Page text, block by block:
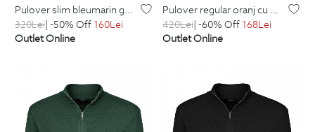
pulover slim bleumarin guler in v din bumbac
320Lei| -50% Off 160Lei
Outlet Online
pulover regular oranj cu fermoar din lana si bumbac
420Lei| -60% Off 168Lei
Outlet Online